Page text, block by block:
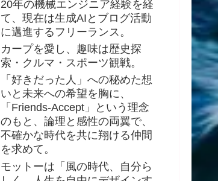
20年の機械エンジニア経験を経
て、現在は生成AIとブログ活動
に邁進するフリーランス。
カープを愛し、趣味は歴史探
索・クルマ・スポーツ観戦。
「好きだった人」への秘めた想
いと未来への希望を胸に、
「Friends-Accept」という理念
のもと、論理と感性の両翼で、
不確かな時代を共に翔ける仲間
を求めて。
モットーは「風の時代、自分ら